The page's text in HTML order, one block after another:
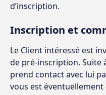
d’inscription.
Inscription et
Le Client intéressé est
de pré-inscription. Suite
prend contact avec lui
vous est éventuellement